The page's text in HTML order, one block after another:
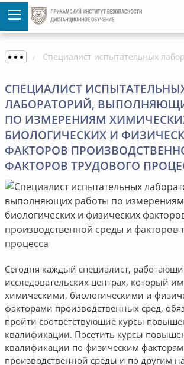
СПЕЦИАЛИСТ
ЛАБОРАТОРИЙ,
ПО ИЗМЕРЕНИЯМ
БИОЛОГИЧЕСКИХ И
ФАКТОРОВ
ФАКТОРОВ ТРУДОВОГО
Сегодня каждый специалист,
исследовательских центрах, который
химическими, биологическими и
факторами производственных сред,
пройти соответствующие курсы
квалификации. Посетить курсы
квалификации по физическим факторам
производственной среды и по другим